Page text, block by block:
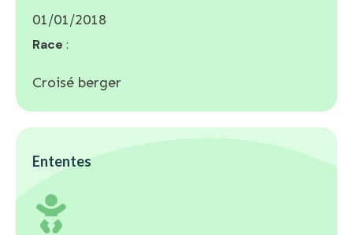
01/01/2018
Race :
Croisé berger
Ententes